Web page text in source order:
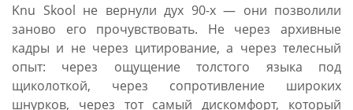
Knu Skool не вернули дух 90-х — они позволили
заново его прочувствовать. Не через архивные
кадры и не через цитирование, а через телесный
опыт: через ощущение толстого языка под
щиколоткой, через сопротивление широких
шнурков, через тот самый дискомфорт, который